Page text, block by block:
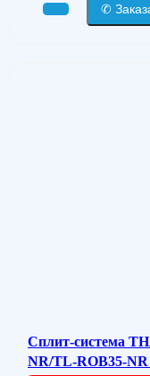
✆
Сплит-система
NR/TL-ROB35-NR